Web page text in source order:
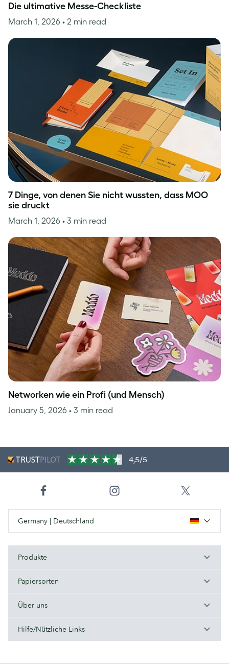
Die ultimative Messe-Checkliste
March 1, 2026 • 2 min read
7 Dinge, von denen Sie nicht wussten, dass MOO
sie druckt
March 1, 2026 • 3 min read
Networken wie ein Profi (und Mensch)
January 5, 2026 • 3 min read
4,5/5
Germany | Deutschland
Produkte
Papiersorten
Über uns
Hilfe/Nützliche Links